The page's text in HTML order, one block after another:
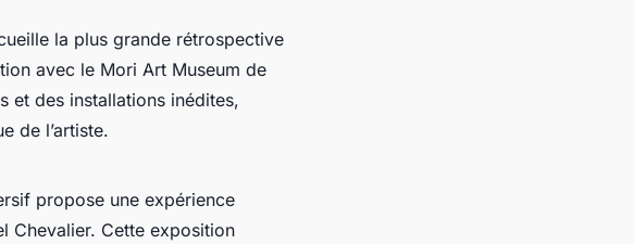
la plus grande rétrospective
avec le Mori Art Museum de
et des installations inédites,
de l’artiste.
propose une expérience
Chevalier. Cette exposition